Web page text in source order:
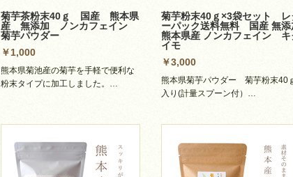
菊芋茶粉末40ｇ 国産 熊本県
産 無添加 ノンカフェイン
菊芋パウダー
￥1,000
熊本県菊池産の菊芋を手軽で便利な
粉末タイプに加工しました。…
菊芋粉末40ｇ×3袋セット レ
ーパック送料無料 国産 無添
熊本県産 ノンカフェイン キ
イモ
￥3,000
熊本県菊芋パウダー 菊芋粉末40
入り(計量スプーン付）…